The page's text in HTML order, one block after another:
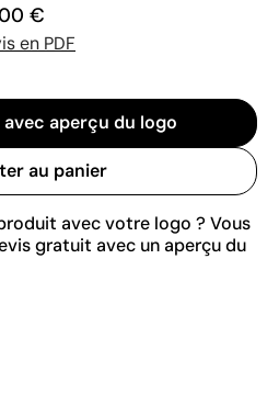
€
en PDF
aperçu du logo
au panier
avec votre logo ? Vous
gratuit avec un aperçu du